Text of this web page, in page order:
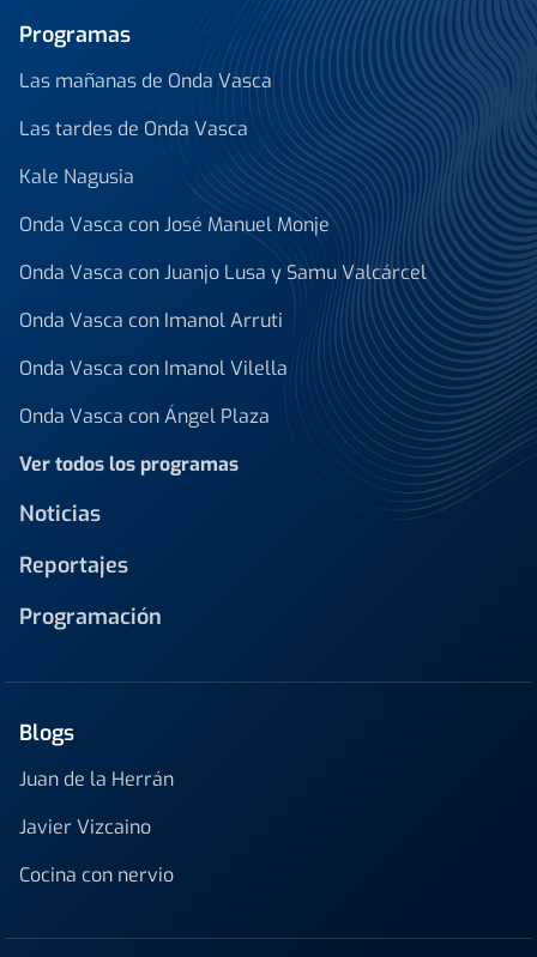
Programas
Las mañanas de Onda Vasca
Las tardes de Onda Vasca
Kale Nagusia
Onda Vasca con José Manuel Monje
Onda Vasca con Juanjo Lusa y Samu Valcárcel
Onda Vasca con Imanol Arruti
Onda Vasca con Imanol Vilella
Onda Vasca con Ángel Plaza
Ver todos los programas
Noticias
Reportajes
Programación
Blogs
Juan de la Herrán
Javier Vizcaino
Cocina con nervio